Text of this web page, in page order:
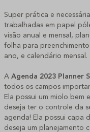
Super prática e
trabalhadas em papel
visão anual e mensal,
folha para
ano, e calendário mensal.
A Agenda 2023 Planner
todos os campos
Ela possui um miolo
deseja ter o controle da
agenda! Ela possui capa
deseja um planejamento